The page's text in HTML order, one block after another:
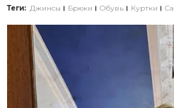
Теги: Джинсы Брюки Обувь Куртки